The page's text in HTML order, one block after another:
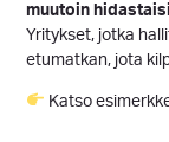
muutoin
Yritykset, jotka
etumatkan, jota
Katso